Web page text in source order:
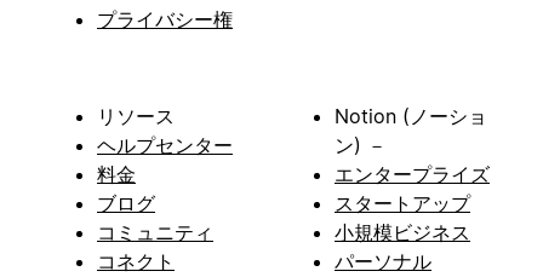
プライバシー権
リソース
ヘルプセンター
料金
ブログ
コミュニティ
コネクト
Notion (ノーショ
ン) －
エンタープライズ
スタートアップ
小規模ビジネス
パーソナル